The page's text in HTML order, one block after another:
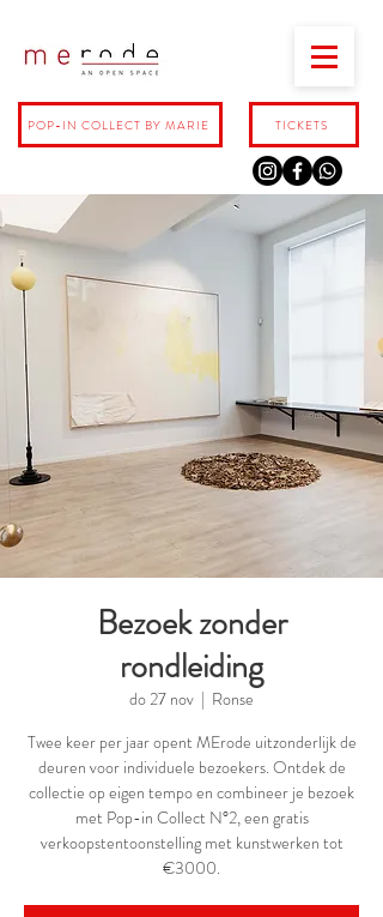
TICKETS
POP-IN COLLECT BY MARIE
Bezoek zonder
rondleiding
do 27 nov
  |
Ronse
Twee keer per jaar opent MErode uitzonderlijk de
deuren voor individuele bezoekers. Ontdek de
collectie op eigen tempo en combineer je bezoek
met Pop-in Collect N°2, een gratis
verkoopstentoonstelling met kunstwerken tot
€3000.